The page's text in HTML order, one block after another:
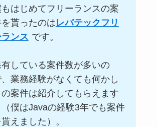
はじめてフリーランスの案
貰ったのはレバテックフリ
ランス です。
している案件数が多いの
、業務経験がなくても何かし
の案件は紹介してもらえます
（僕はJavaの経験3年でも案件
貰えました）。